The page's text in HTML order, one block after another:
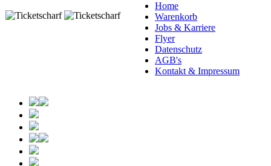
Home
Warenkorb
Jobs & Karriere
Flyer
Datenschutz
AGB's
Kontakt & Impressum